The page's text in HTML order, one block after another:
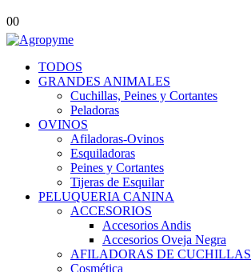
00
TODOS
GRANDES ANIMALES
Cuchillas, Peines y Cortantes
Peladoras
OVINOS
Afiladoras-Ovinos
Esquiladoras
Peines y Cortantes
Tijeras de Esquilar
PELUQUERIA CANINA
ACCESORIOS
Accesorios Andis
Accesorios Oveja Negra
AFILADORAS DE CUCHILLAS
Cosmética